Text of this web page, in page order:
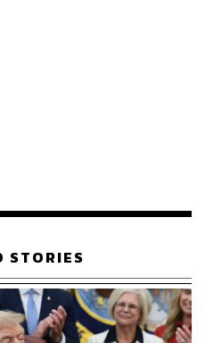
อาหรับเอมิเรตส์ (UAE) และ
งว่าเป็นการเหวี่ยงลูกตุ้ม
ฐกิจและพลังงานแบบเต็มรูป
ความเสียหายต่อตัว
STORIES